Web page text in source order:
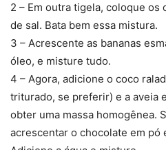
2 – Em outra tigela, coloque os
de sal. Bata bem essa mistura.
3 – Acrescente as bananas
óleo, e misture tudo.
4 – Agora, adicione o coco
triturado, se preferir) e a aveia
obter uma massa homogênea.
acrescentar o chocolate em pó